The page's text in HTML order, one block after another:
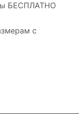
БЕСПЛАТНО
с